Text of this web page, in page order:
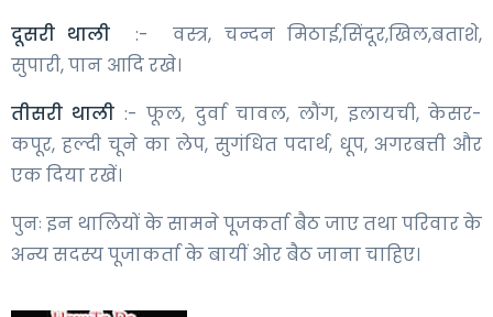
दूसरी थाली :- वस्त्र, चन्दन मिठाई,सिंदूर,खिल,बताशे,
सुपारी, पान आदि रखे।
तीसरी थाली :- फूल, दुर्वा चावल, लौंग, इलायची, केसर-
कपूर, हल्दी चूने का लेप, सुगंधित पदार्थ, धूप, अगरबत्ती और
एक दिया रखें।
पुनः इन थालियों के सामने पूजकर्ता बैठ जाए तथा परिवार के
अन्य सदस्य पूजाकर्ता के बायीं ओर बैठ जाना चाहिए।